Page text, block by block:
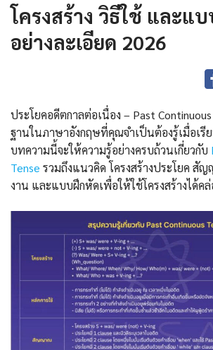
โครงสร้าง วิธีใช้ และแ
อย่างละเอียด 2026
ประโยคอดีตกาลต่อเนื่อง – Past
ฐานในภาษาอังกฤษที่คุณจำเป็นต้องรู้เมื่อเรี
บทความนี้จะให้ความรู้อย่างครบถ้วนเกี่ยวกับ
Tense รวมถึงแนวคิด โครงสร้างประโยค สั
งาน และแบบฝึกหัดเพื่อให้ใช้โครงสร้างได้ค